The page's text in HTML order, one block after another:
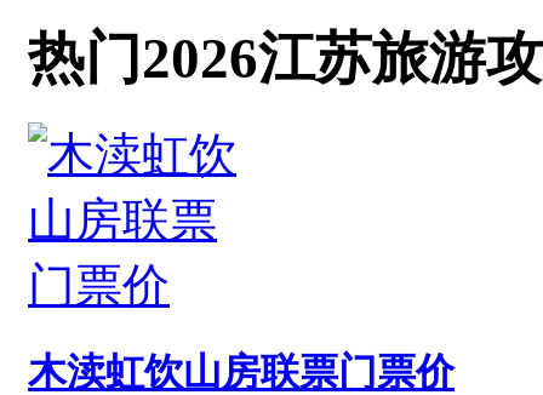
热门2026江苏旅游
木渎虹饮山房联票门票价